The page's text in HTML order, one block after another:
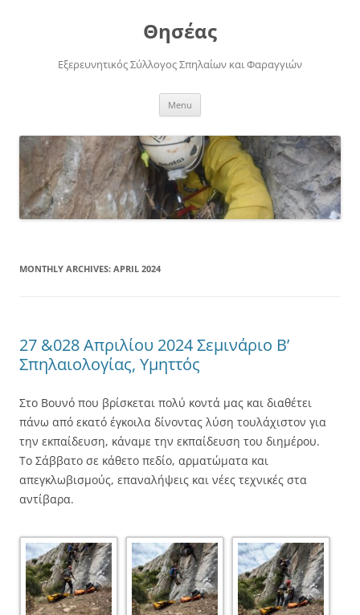
Θησέας
Εξερευνητικός Σύλλογος Σπηλαίων και Φαραγγιών
Menu
MONTHLY ARCHIVES: APRIL 2024
27 &028 Απριλίου 2024 Σεμινάριο Β’
Σπηλαιολογίας, Υμηττός
Στο Βουνό που βρίσκεται πολύ κοντά μας και διαθέτει
πάνω από εκατό έγκοιλα δίνοντας λύση τουλάχιστον για
την εκπαίδευση, κάναμε την εκπαίδευση του διημέρου.
Το Σάββατο σε κάθετο πεδίο, αρματώματα και
απεγκλωβισμούς, επαναλήψεις και νέες τεχνικές στα
αντίβαρα.